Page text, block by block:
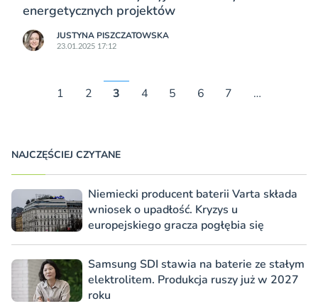
energetycznych projektów
JUSTYNA PISZCZATOWSKA
23.01.2025 17:12
1 2 3 4 5 6 7 …
NAJCZĘŚCIEJ CZYTANE
Niemiecki producent baterii Varta składa
wniosek o upadłość. Kryzys u
europejskiego gracza pogłębia się
Samsung SDI stawia na baterie ze stałym
elektrolitem. Produkcja ruszy już w 2027
roku